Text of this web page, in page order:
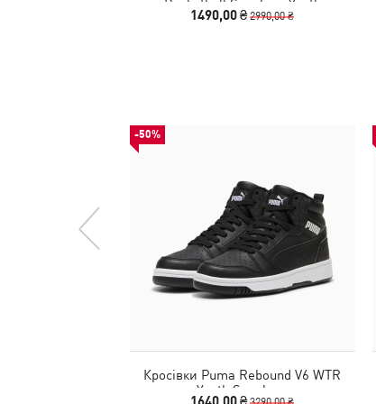
Basketball Sneakers Youth
1490,00 ₴2990,00 ₴
-50%
Кросівки Puma Rebound V6 WTR
Youth Sneakers
1640,00 ₴